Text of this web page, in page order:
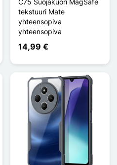
tekstuuri Mate
yhteensopiva
yhteensopiva
14,99 €